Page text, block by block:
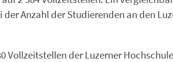
Anzahl der Studierenden an den
Vollzeitstellen der Luzerner